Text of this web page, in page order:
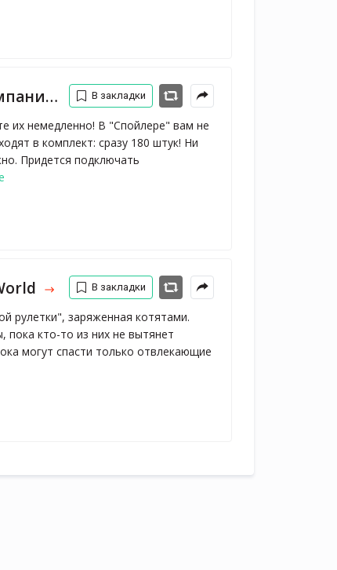
магазине Wildberries
их немедленно! В "Спойлере" вам не
в комплект: сразу 180 штук! Ни
Придется подключать
В закладки
рулетки", заряженная котятами.
пока кто-то из них не вытянет
могут спасти только отвлекающие
В закладки